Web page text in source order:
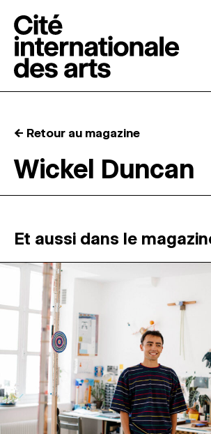
RÉSIDENCES ↓
ATELIERS OUVERTS
PROGRAMMATION
MAGAZINE
ESPACES DE PRATIQUE
Recherche
Connexion
← Retour au magazine
Wickel Duncan
Et aussi dans le